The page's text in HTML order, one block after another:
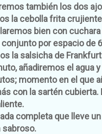
también los dos
la cebolla frita
bien con
por espacio de
la salsicha de
añadiremos el agua
momento en el que
con la sartén
completa que lleve
sabroso.